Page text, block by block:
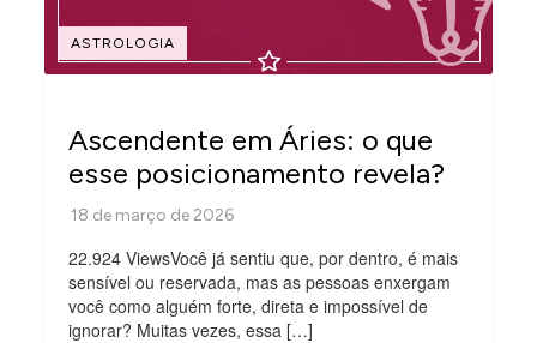
ASTROLOGIA
Ascendente em Áries: o que
esse posicionamento revela?
22.924 ViewsVocê já sentiu que, por dentro, é mais
sensível ou reservada, mas as pessoas enxergam
você como alguém forte, direta e impossível de
ignorar? Muitas vezes, essa […]